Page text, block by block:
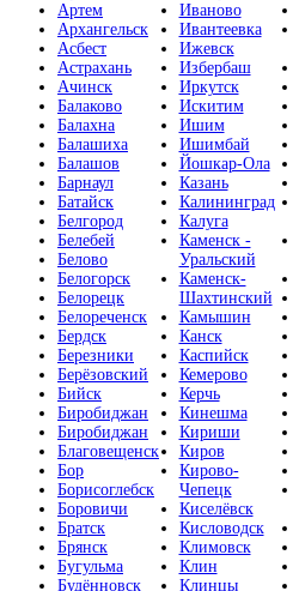
Артем
Архангельск
Асбест
Астрахань
Ачинск
Балаково
Балахна
Балашиха
Балашов
Барнаул
Батайск
Белгород
Белебей
Белово
Белогорск
Белорецк
Белореченск
Бердск
Березники
Берёзовский
Бийск
Биробиджан
Биробиджан
Благовещенск
Бор
Борисоглебск
Боровичи
Братск
Брянск
Бугульма
Будённовск
Иваново
Ивантеевка
Ижевск
Избербаш
Иркутск
Искитим
Ишим
Ишимбай
Йошкар-Ола
Казань
Калининград
Калуга
Каменск -
Уральский
Каменск-
Шахтинский
Камышин
Канск
Каспийск
Кемерово
Керчь
Кинешма
Кириши
Киров
Кирово-
Чепецк
Киселёвск
Кисловодск
Климовск
Клин
Клинцы